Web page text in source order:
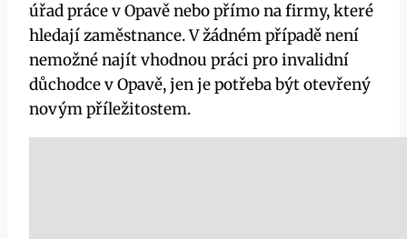
úřad práce v Opavě nebo přímo na firmy, které
hledají zaměstnance. V žádném případě není
nemožné najít vhodnou práci pro invalidní
důchodce v Opavě, jen je potřeba být otevřený
novým příležitostem.